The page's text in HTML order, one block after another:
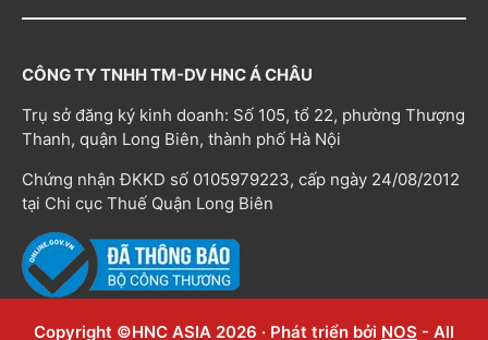
CÔNG TY TNHH TM-DV HNC Á CHÂU
Trụ sở đăng ký kinh doanh: Số 105, tổ 22, phường Thượng
Thanh, quận Long Biên, thành phố Hà Nội
Chứng nhận ĐKKD số 0105979223, cấp ngày 24/08/2012
tại Chi cục Thuế Quận Long Biên
Copyright ©HNC ASIA 2026 · Phát triển bởi NOS - All